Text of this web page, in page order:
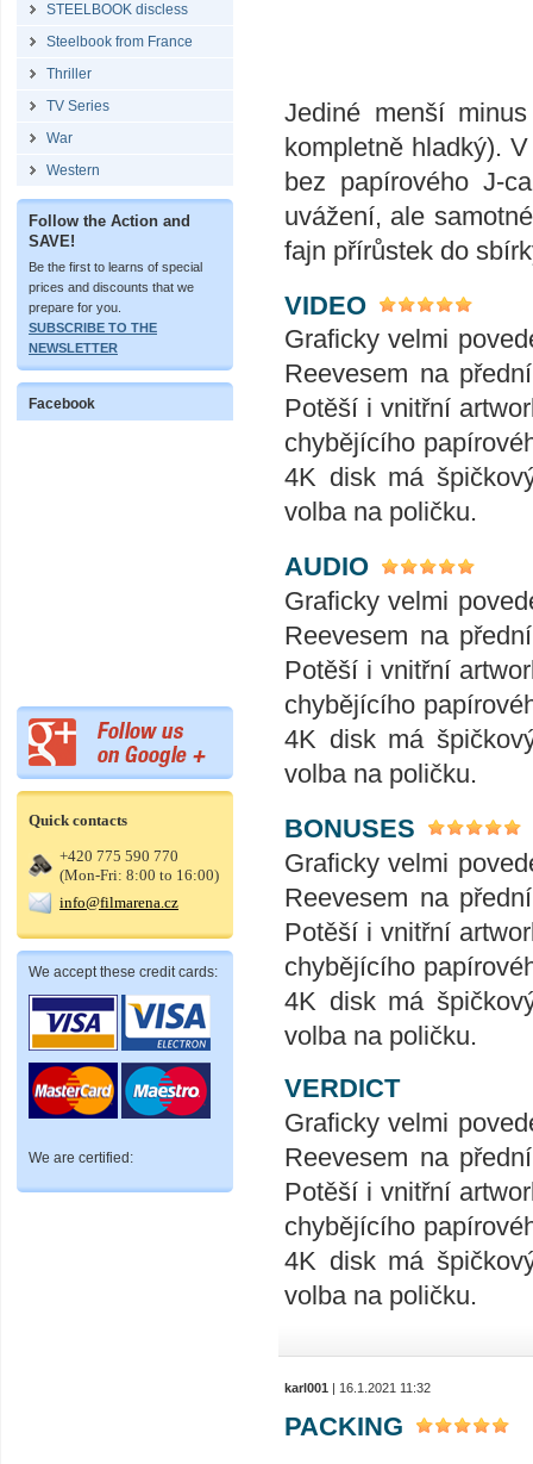
STEELBOOK discless
Steelbook from France
Thriller
TV Series
War
Western
Follow the Action and
SAVE!
Be the first to learns of special
prices and discounts that we
prepare for you.
SUBSCRIBE TO THE
NEWSLETTER
Facebook
Quick contacts
+420 775 590 770
(Mon-Fri: 8:00 to 16:00)
info@filmarena.cz
We accept these credit cards:
We are certified:
Jediné menší
kompletně hladký).
bez papírového J-
uvážení, ale
fajn přírůstek do
VIDEO
Graficky velmi
Reevesem na
Potěší i vnitřní
chybějícího
4K disk má
volba na poličku.
AUDIO
Graficky velmi
Reevesem na
Potěší i vnitřní
chybějícího
4K disk má
volba na poličku.
BONUSES
Graficky velmi
Reevesem na
Potěší i vnitřní
chybějícího
4K disk má
volba na poličku.
VERDICT
Graficky velmi
Reevesem na
Potěší i vnitřní
chybějícího
4K disk má
volba na poličku.
karl001 | 16.1.2021 11:32
PACKING